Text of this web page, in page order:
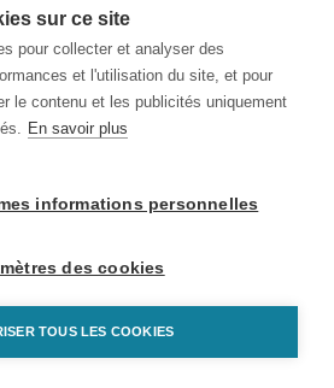
sur ce site
pour collecter et analyser des
et l'utilisation du site, et pour
le contenu et les publicités uniquement
En savoir plus
informations personnelles
des cookies
TOUS LES COOKIES